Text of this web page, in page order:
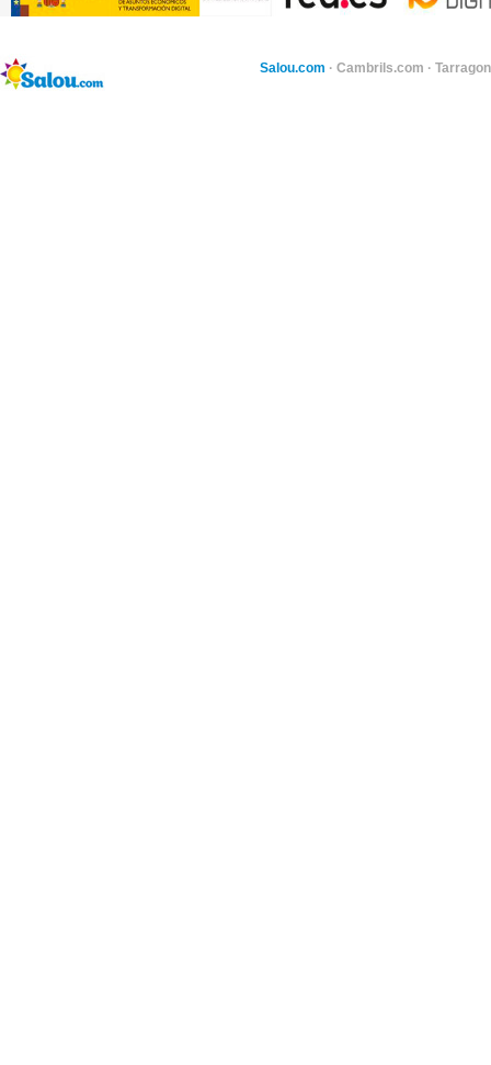
Salou.com · Cambrils.com ·